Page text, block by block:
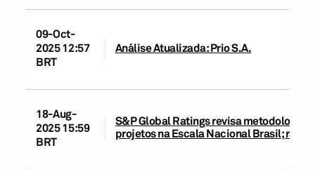
09-Oct-
2025 12:57
BRT
Análise Atualizada: Prio S.A.
18-Aug-
2025 15:59
BRT
S&P Global Ratings revisa
projetos na Escala Nacional Brasil;